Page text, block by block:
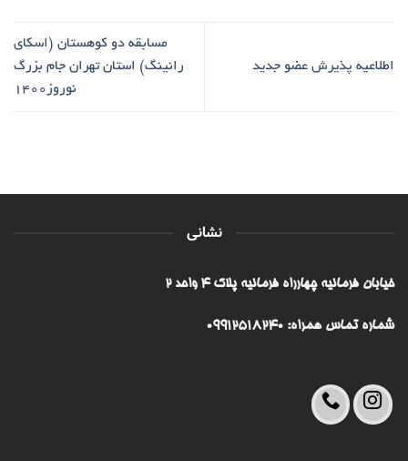
اطلاعیه پذیرش عضو جدید
مسابقه دو کوهستان (اسکای
رانینگ) استان تهران جام بزرگ
نوروز1400
نشانی
خیابان فرمانیه چهارراه فرمانیه پلاک ۴ واحد ۲
شماره تماس همراه: 09912518240